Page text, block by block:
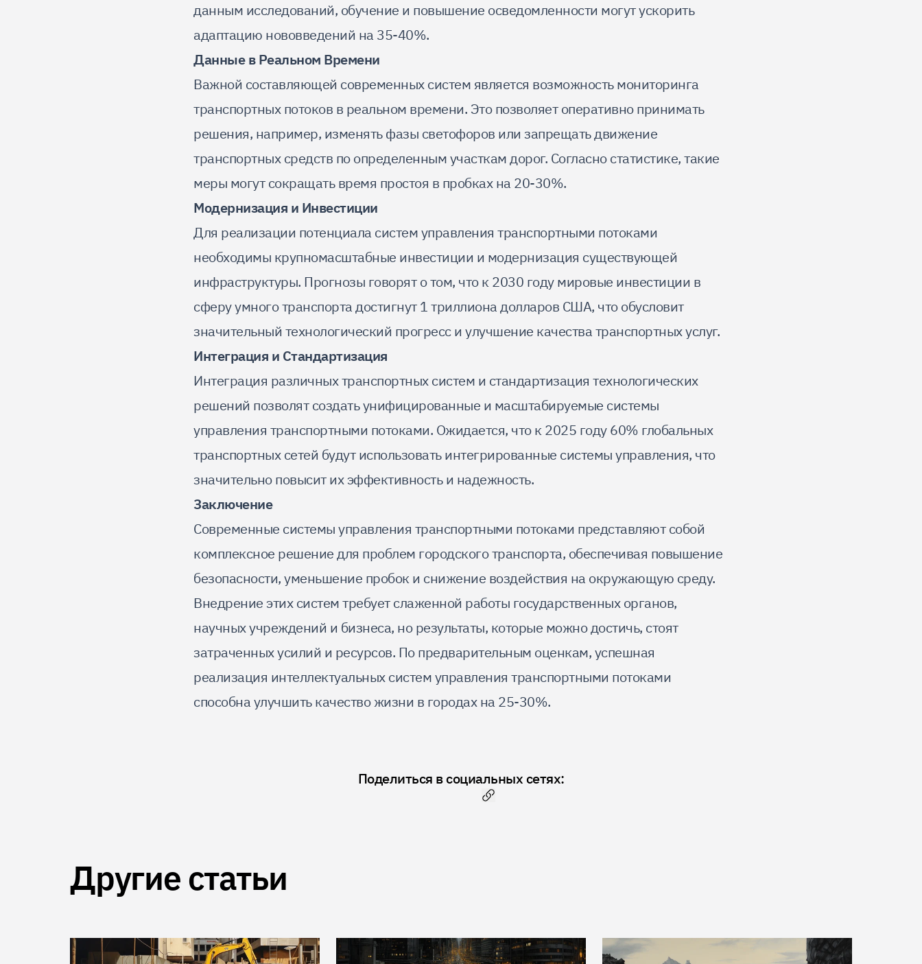
данным исследований, обучение и повышение осведомленности могут ускорить
адаптацию нововведений на 35-40%.
Данные в Реальном Времени
Важной составляющей современных систем является возможность мониторинга
транспортных потоков в реальном времени. Это позволяет оперативно принимать
решения, например, изменять фазы светофоров или запрещать движение
транспортных средств по определенным участкам дорог. Согласно статистике, такие
меры могут сокращать время простоя в пробках на 20-30%.
Модернизация и Инвестиции
Для реализации потенциала систем управления транспортными потоками
необходимы крупномасштабные инвестиции и модернизация существующей
инфраструктуры. Прогнозы говорят о том, что к 2030 году мировые инвестиции в
сферу умного транспорта достигнут 1 триллиона долларов США, что обусловит
значительный технологический прогресс и улучшение качества транспортных услуг.
Интеграция и Стандартизация
Интеграция различных транспортных систем и стандартизация технологических
решений позволят создать унифицированные и масштабируемые системы
управления транспортными потоками. Ожидается, что к 2025 году 60% глобальных
транспортных сетей будут использовать интегрированные системы управления, что
значительно повысит их эффективность и надежность.
Заключение
Современные системы управления транспортными потоками представляют собой
комплексное решение для проблем городского транспорта, обеспечивая повышение
безопасности, уменьшение пробок и снижение воздействия на окружающую среду.
Внедрение этих систем требует слаженной работы государственных органов,
научных учреждений и бизнеса, но результаты, которые можно достичь, стоят
затраченных усилий и ресурсов. По предварительным оценкам, успешная
реализация интеллектуальных систем управления транспортными потоками
способна улучшить качество жизни в городах на 25-30%.
Поделиться в социальных сетях:
Другие статьи